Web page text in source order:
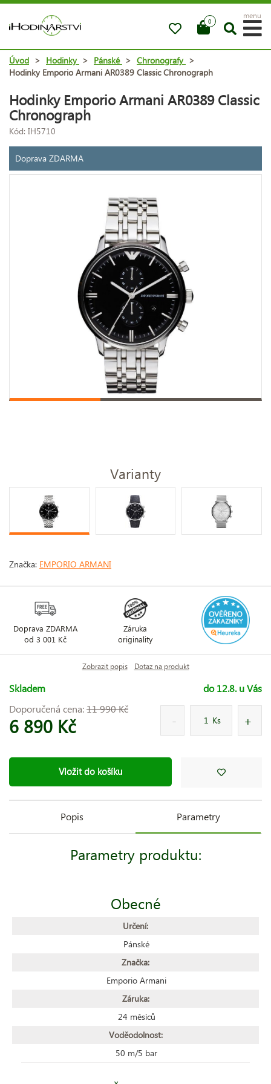
0
menu
Úvod > Hodinky > Pánské > Chronografy >
Hodinky Emporio Armani AR0389 Classic Chronograph
Hodinky Emporio Armani AR0389 Classic
Chronograph
Kód: IH5710
Doprava ZDARMA
Varianty
Značka: EMPORIO ARMANI
Doprava ZDARMA
od 3 001 Kč
Záruka
originality
Zobrazit popis Dotaz na produkt
Skladem
do 12.8. u Vás
Doporučená cena:11 990 Kč
6 890 Kč Ks
Vložit do košíku
Popis Parametry
Parametry produktu:
Obecné
Určení:
Pánské
Značka:
Emporio Armani
Záruka:
24 měsíců
Voděodolnost:
50 m/5 bar